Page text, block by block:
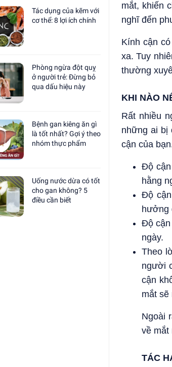
Tác dụng của kẽm với
cơ thể: 8 lợi ích chính
Phòng ngừa đột quỵ
ở người trẻ: Đừng bỏ
qua dấu hiệu này
Bệnh gan kiêng ăn gì
là tốt nhất? Gợi ý theo
nhóm thực phẩm
Uống nước dừa có tốt
cho gan không? 5
điều cần biết
mắt, khiến
nghĩ đến
Kính cận
xa. Tuy
thường
KHI NÀO
Rất nhiều
những ai bị
cận của
Độ
hằng
Độ
hưởng
Độ cận
ngày.
Theo
người
cận
mắt sẽ
Ngoài
về mắt
TÁC